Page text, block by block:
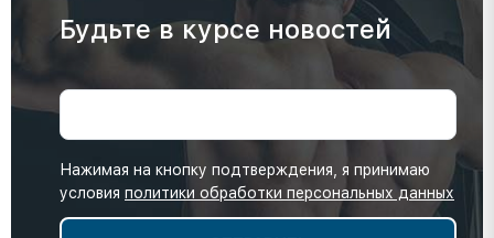
Будьте в курсе новостей
Нажимая на кнопку подтверждения, я принимаю
условия политики обработки персональных данных